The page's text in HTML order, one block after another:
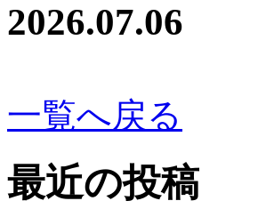
2026.07.06
一覧へ戻る
最近の投稿